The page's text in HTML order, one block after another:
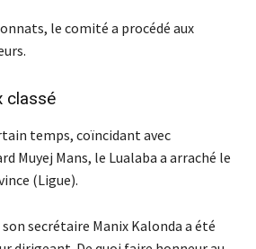
le comité a procédé aux
classé
temps, coïncidant avec
Muyej Mans, le Lualaba a arraché le
(Ligue).
secrétaire Manix Kalonda a été